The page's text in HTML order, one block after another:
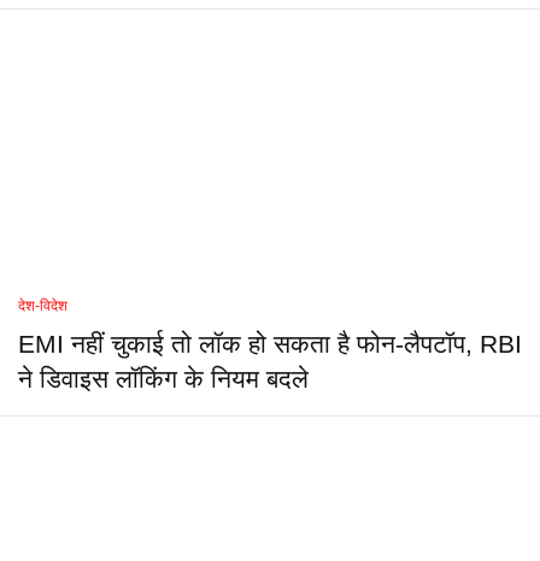
देश-विदेश
EMI नहीं चुकाई तो लॉक हो सकता है फोन-लैपटॉप, RBI
ने डिवाइस लॉकिंग के नियम बदले